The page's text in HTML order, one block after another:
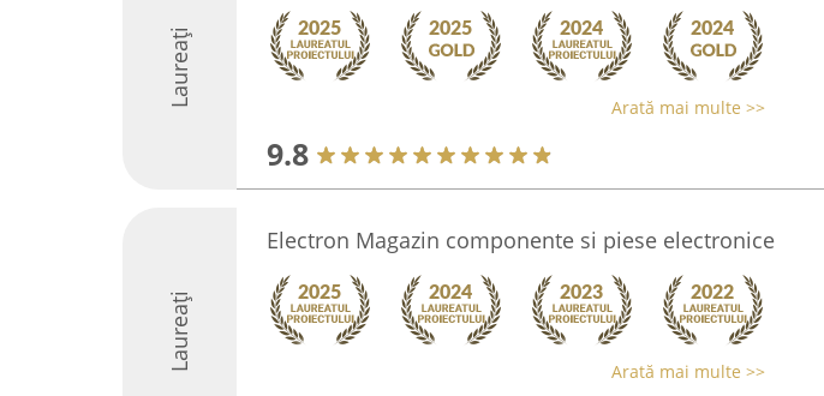
Laureați Arată mai multe >>
9.8
Laureați
Electron Magazin componente si piese electronice
Arată mai multe >>